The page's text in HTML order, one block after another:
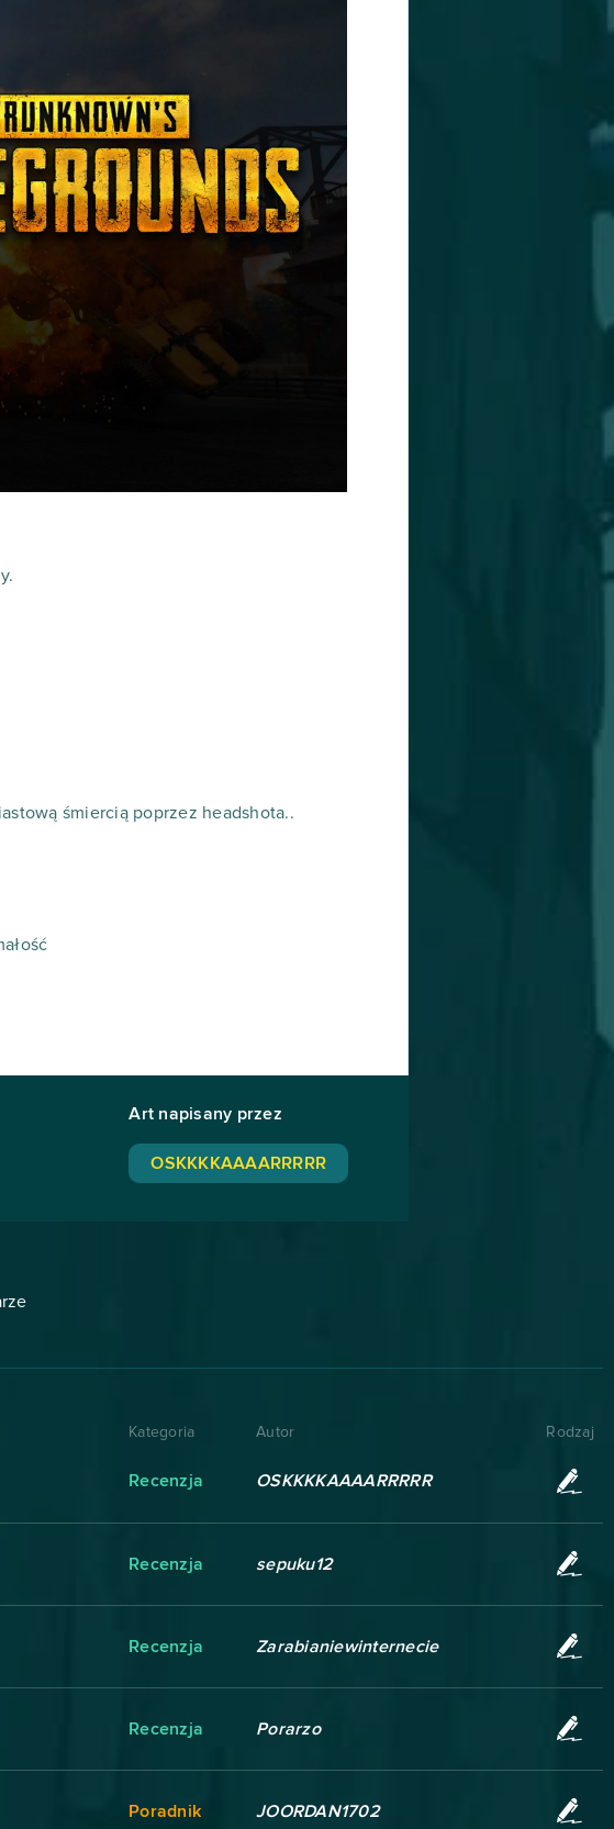
śmiercią poprzez headshota..
Art napisany przez
OSKKKKAAAARRRRR
Kategoria Autor Rodzaj
Recenzja OSKKKKAAAARRRRR
Recenzja sepuku12
Recenzja Zarabianiewinternecie
Recenzja Porarzo
Poradnik JOORDAN1702